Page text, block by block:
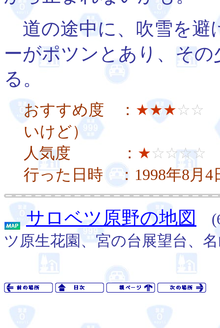
道の途中に、吹雪を避
ーがポツンとあり、そ
る。
おすすめ度 ： ★★★☆☆
いけど）
人気度 ： ★☆☆☆☆
行った日時 ：1998年8月
サロベツ原野の地図
ツ原生花園、宮の台展望台、